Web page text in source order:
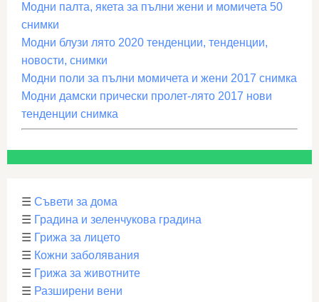
Модни палта, якета за пълни жени и момичета 50
снимки
Модни блузи лято 2020 тенденции, тенденции,
новости, снимки
Модни поли за пълни момичета и жени 2017 снимка
Модни дамски прически пролет-лято 2017 нови
тенденции снимка
☰ Съвети за дома
☰ Градина и зеленчукова градина
☰ Грижа за лицето
☰ Кожни заболявания
☰ Грижа за животните
☰ Разширени вени